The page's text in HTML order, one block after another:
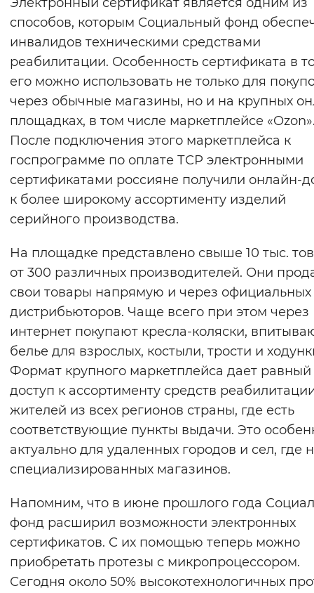
способов, которым Социальный фонд
инвалидов техническими средствами
реабилитации. Особенность сертификата в
его можно использовать не только для
через обычные магазины, но и на крупных
площадках, в том числе маркетплейсе
После подключения этого маркетплейса к
госпрограмме по оплате ТСР электронными
сертификатами россияне получили онлайн-
к более широкому ассортименту изделий
серийного производства.
На площадке представлено свыше 10 тыс.
от 300 различных производителей. Они
свои товары напрямую и через официальных
дистрибьюторов. Чаще всего при этом через
интернет покупают кресла-коляски,
белье для взрослых, костыли, трости и
Формат крупного маркетплейса дает равный
доступ к ассортименту средств
жителей из всех регионов страны, где есть
соответствующие пункты выдачи. Это
актуально для удаленных городов и сел, где
специализированных магазинов.
Напомним, что в июне прошлого года
фонд расширил возможности электронных
сертификатов. С их помощью теперь можно
приобретать протезы с микропроцессором.
Сегодня около 50% высокотехнологичных